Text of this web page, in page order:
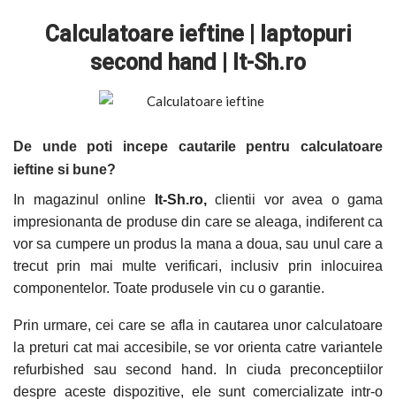
Calculatoare ieftine | laptopuri
second hand | It-Sh.ro
De unde poti incepe cautarile pentru calculatoare
ieftine si bune?
In magazinul online It-Sh.ro, clientii vor avea o gama
impresionanta de produse din care se aleaga, indiferent ca
vor sa cumpere un produs la mana a doua, sau unul care a
trecut prin mai multe verificari, inclusiv prin inlocuirea
componentelor. Toate produsele vin cu o garantie.
Prin urmare, cei care se afla in cautarea unor calculatoare
la preturi cat mai accesibile, se vor orienta catre variantele
refurbished sau second hand. In ciuda preconceptiilor
despre aceste dispozitive, ele sunt comercializate intr-o